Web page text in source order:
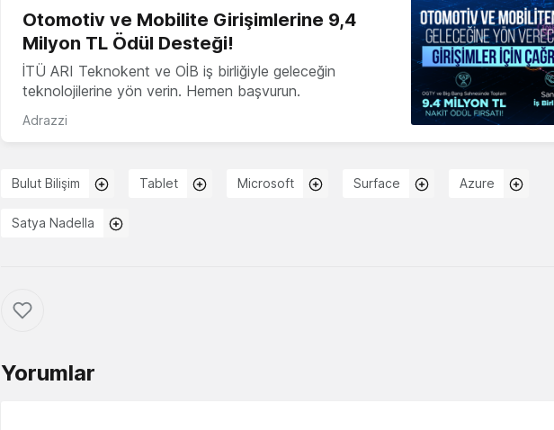
Otomotiv ve Mobilite Girişimlerine 9,4
Milyon TL Ödül Desteği!
İTÜ ARI Teknokent ve OİB iş birliğiyle geleceğin
teknolojilerine yön verin. Hemen başvurun.
Adrazzi
Bulut Bilişim Tablet Microsoft Surface Azure
Satya Nadella
Yorumlar